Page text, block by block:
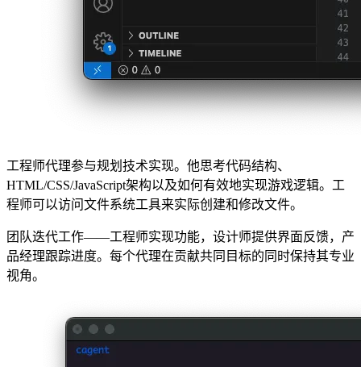
工程师代理参与规划技术实现。他思考代码结构、
HTML/CSS/JavaScript架构以及如何有效地实现游戏逻辑。工
程师可以访问文件系统工具来实际创建和修改文件。
团队迭代工作——工程师实现功能，设计师提供界面反馈，产
品经理跟踪进度。每个代理在贡献共同目标的同时保持其专业
视角。